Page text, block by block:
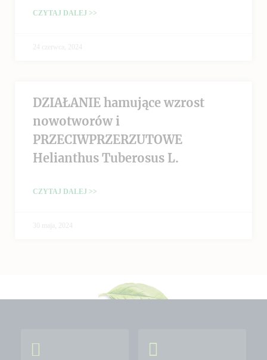
CZYTAJ DALEJ >>
24 czerwca, 2024
DZIAŁANIE hamujące wzrost
nowotworów i
PRZECIWPRZERZUTOWE
Helianthus Tuberosus L.
CZYTAJ DALEJ >>
30 maja, 2024